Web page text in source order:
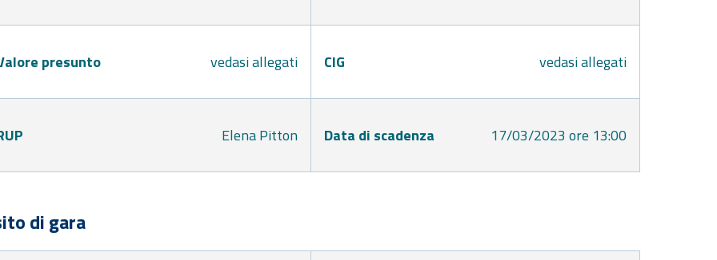
presunto vedasi allegati CIG vedasi allegati
Elena Pitton Data di scadenza 17/03/2023 ore 13:00
di gara